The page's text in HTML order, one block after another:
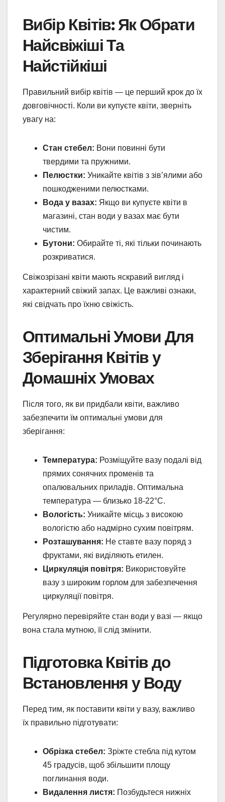
Вибір Квітів: Як Обрати
Найсвіжіші Та
Найстійкіші
Правильний вибір квітів — це перший крок до їх
довговічності. Коли ви купуєте квіти, зверніть
увагу на:
Стан стебел: Вони повинні бути
твердими та пружними.
Пелюстки: Уникайте квітів з зів’ялими або
пошкодженими пелюстками.
Вода у вазах: Якщо ви купуєте квіти в
магазині, стан води у вазах має бути
чистим.
Бутони: Обирайте ті, які тільки починають
розкриватися.
Свіжозрізані квіти мають яскравий вигляд і
характерний свіжий запах. Це важливі ознаки,
які свідчать про їхню свіжість.
Оптимальні Умови Для
Зберігання Квітів у
Домашніх Умовах
Після того, як ви придбали квіти, важливо
забезпечити їм оптимальні умови для
зберігання:
Температура: Розміщуйте вазу подалі від
прямих сонячних променів та
опалювальних приладів. Оптимальна
температура — близько 18-22°C.
Вологість: Уникайте місць з високою
вологістю або надмірно сухим повітрям.
Розташування: Не ставте вазу поряд з
фруктами, які виділяють етилен.
Циркуляція повітря: Використовуйте
вазу з широким горлом для забезпечення
циркуляції повітря.
Регулярно перевіряйте стан води у вазі — якщо
вона стала мутною, її слід змінити.
Підготовка Квітів до
Встановлення у Воду
Перед тим, як поставити квіти у вазу, важливо
їх правильно підготувати:
Обрізка стебел: Зріжте стебла під кутом
45 градусів, щоб збільшити площу
поглинання води.
Видалення листя: Позбудьтеся нижніх